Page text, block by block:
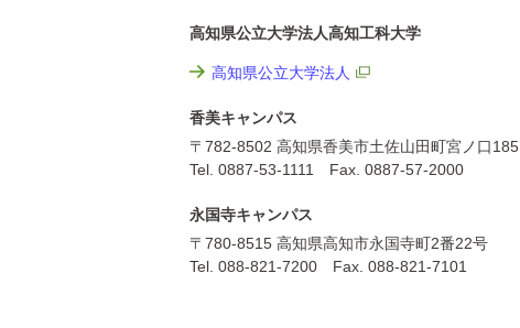
高知県公立大学法人高知工科大学
高知県公立大学法人
香美キャンパス
〒782-8502 高知県香美市土佐山田町宮ノ口185
Tel. 0887-53-1111 Fax. 0887-57-2000
永国寺キャンパス
〒780-8515 高知県高知市永国寺町2番22号
Tel. 088-821-7200 Fax. 088-821-7101